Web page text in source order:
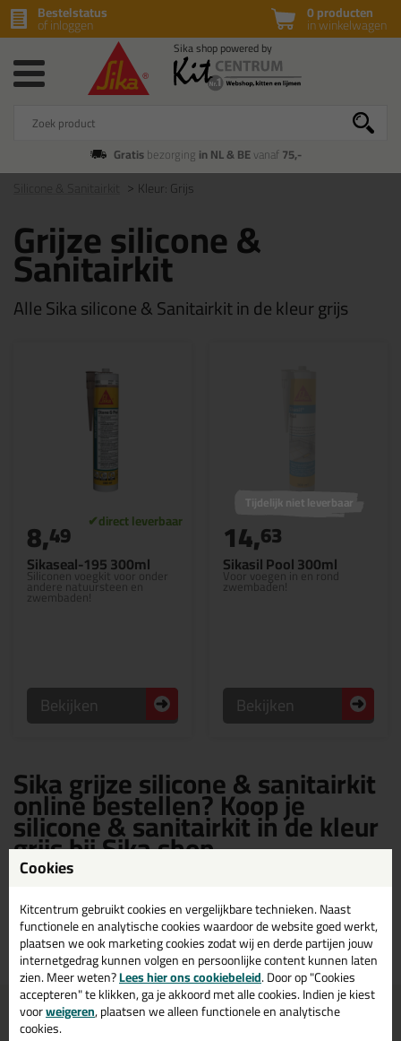
0 producten
in winkelwagen
Bestelstatus
of inloggen
Gratisbezorging in NL & BEvanaf75,-
Kleur: Grijs
Grijze silicone &
Sanitairkit
Alle Sika silicone & Sanitairkit in de kleur grijs
Sikaseal-195 300ml
Siliconen voegkit voor onder
andere natuursteen en
zwembaden!
8,49
Bekijken
Sikasil Pool 300ml
Voor voegen in en rond
zwembaden!
Tijdelijk niet leverbaar
14,63
Bekijken
Sika grijze silicone & sanitairkit
online bestellen? Koop je
silicone & sanitairkit in de kleur
grijs bij Sika shop
een ruim assortiment Sika grijze silicone & sanitairkit. Bestel je Sika
silicone & sanitairkit grijs daarom gemakkelijk en snel op Sika shop!
Voor 21:00 uur besteld
morgen in huis
Gratisbezorging inNL & BE
Cookies
Kitcentrum gebruikt cookies en vergelijkbare technieken. Naast
functionele en analytische cookies waardoor de website goed werkt,
plaatsen we ook marketing cookies zodat wij en derde partijen jouw
internetgedrag kunnen volgen en persoonlijke content kunnen laten
zien. Meer weten?Lees hier ons cookiebeleid. Door op "Cookies
accepteren" te klikken, ga je akkoord met alle cookies. Indien je kiest
voorweigeren, plaatsen we alleen functionele en analytische
cookies.